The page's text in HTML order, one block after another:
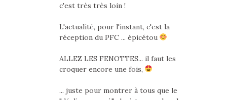
c'est très très loin !
L'actualité, pour l'instant, c'est la
réception du PFC ... épicétou
ALLEZ LES FENOTTES... il faut les
croquer encore une fois,
... juste pour montrer à tous que le